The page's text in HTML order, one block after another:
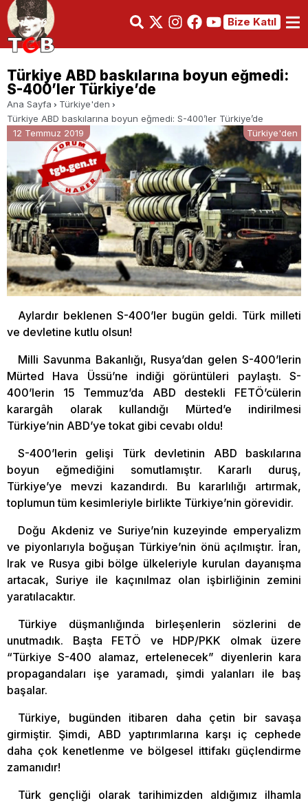
Bize Katıl
Türkiye ABD baskılarına boyun eğmedi:
S-400’ler Türkiye’de
Ana Sayfa
Türkiye'den
Türkiye ABD baskılarına boyun eğmedi: S-400’ler Türkiye’de
12 Temmuz 2019
Türkiye'den
Aylardır beklenen S-400’ler bugün geldi. Türk milleti
ve devletine kutlu olsun!
Milli Savunma Bakanlığı, Rusya’dan gelen S-400’lerin
Mürted Hava Üssü’ne indiği görüntüleri paylaştı. S-
400’lerin 15 Temmuz’da ABD destekli FETÖ’cülerin
karargâh olarak kullandığı Mürted’e indirilmesi
Türkiye’nin ABD’ye tokat gibi cevabı oldu!
S-400’lerin gelişi Türk devletinin ABD baskılarına
boyun eğmediğini somutlamıştır. Kararlı duruş,
Türkiye’ye mevzi kazandırdı. Bu kararlılığı artırmak,
toplumun tüm kesimleriyle birlikte Türkiye’nin görevidir.
Doğu Akdeniz ve Suriye’nin kuzeyinde emperyalizm
ve piyonlarıyla boğuşan Türkiye’nin önü açılmıştır. İran,
Irak ve Rusya gibi bölge ülkeleriyle kurulan dayanışma
artacak, Suriye ile kaçınılmaz olan işbirliğinin zemini
yaratılacaktır.
Türkiye düşmanlığında birleşenlerin sözlerini de
unutmadık. Başta FETÖ ve HDP/PKK olmak üzere
“Türkiye S-400 alamaz, ertelenecek” diyenlerin kara
propagandaları işe yaramadı, şimdi yalanları ile baş
başalar.
Türkiye, bugünden itibaren daha çetin bir savaşa
girmiştir. Şimdi, ABD yaptırımlarına karşı iç cephede
daha çok kenetlenme ve bölgesel ittifakı güçlendirme
zamanıdır!
Türk gençliği olarak tarihimizden aldığımız ilhamla